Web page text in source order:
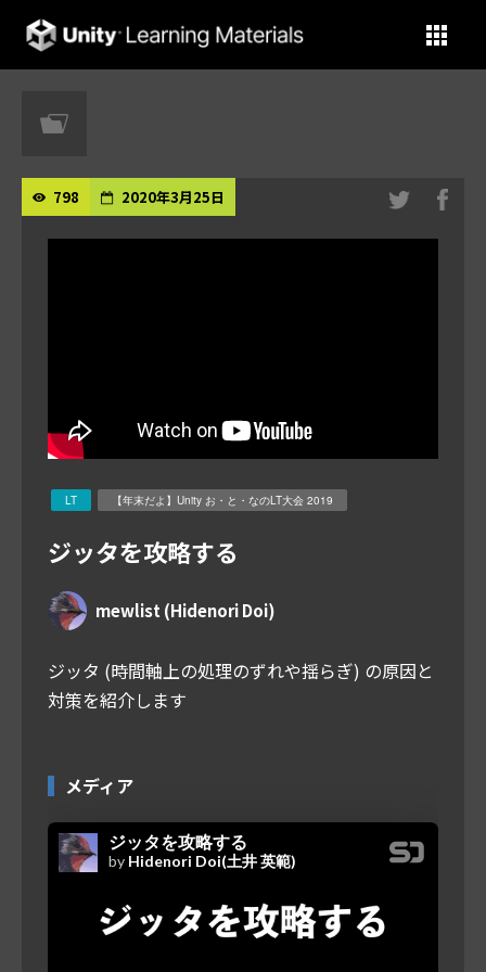
Unity Learning Materials
798 2020年3月25日
LT 【年末だよ】Unity お・と・なのLT大会 2019
ジッタを攻略する
mewlist (Hidenori Doi)
ジッタ (時間軸上の処理のずれや揺らぎ) の原因と
対策を紹介します
メディア